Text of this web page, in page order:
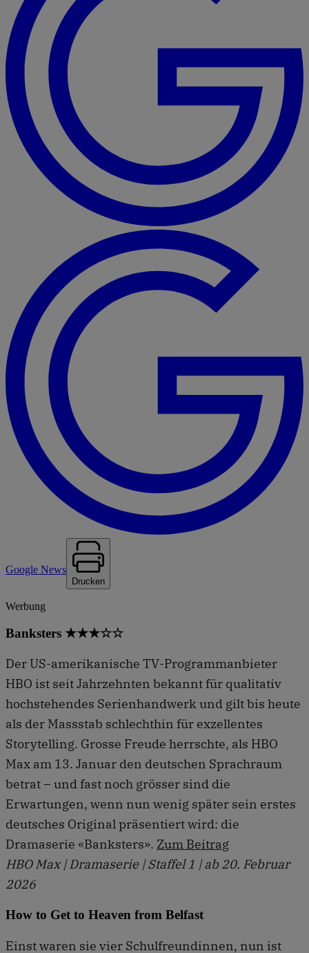
Google News
Drucken
Werbung
Banksters ★★★☆☆
Der US-amerikanische TV-Programmanbieter
HBO ist seit Jahrzehnten bekannt für qualitativ
hochstehendes Serienhandwerk und gilt bis heute
als der Massstab schlechthin für exzellentes
Storytelling. Grosse Freude herrschte, als HBO
Max am 13. Januar den deutschen Sprachraum
betrat – und fast noch grösser sind die
Erwartungen, wenn nun wenig später sein erstes
deutsches Original präsentiert wird: die
Dramaserie «Banksters». Zum Beitrag
HBO Max | Dramaserie | Staffel 1 | ab 20. Februar
2026
How to Get to Heaven from Belfast
Einst waren sie vier Schulfreundinnen, nun ist